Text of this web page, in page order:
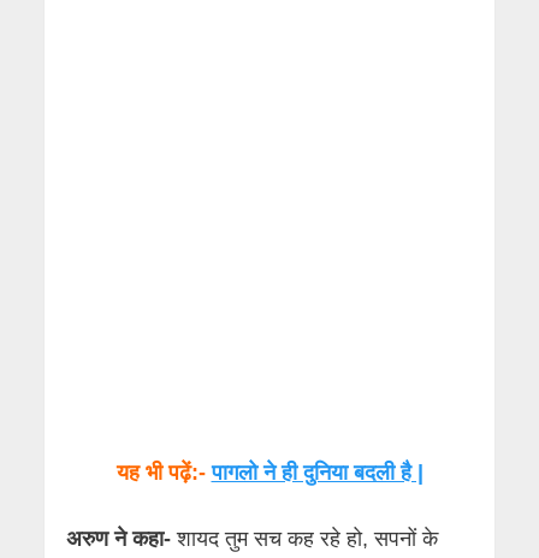
यह भी पढ़ें:-पागलो ने ही दुनिया बदली है |
अरुण ने कहा- शायद तुम सच कह रहे हो, सपनों के